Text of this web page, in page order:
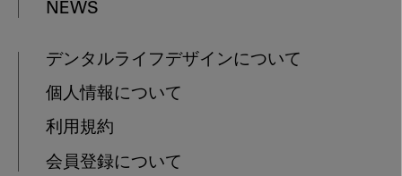
NEWS
デンタルライフデザインについて
個人情報について
利用規約
会員登録について